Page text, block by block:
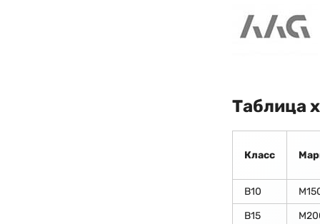
Таблица
Класс
В10
В15